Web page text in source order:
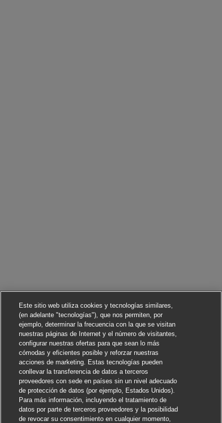
Este sitio web utiliza cookies y tecnologías similares,
(en adelante "tecnologías"), que nos permiten, por
ejemplo, determinar la frecuencia con la que se visitan
nuestras páginas de Internet y el número de visitantes,
configurar nuestras ofertas para que sean lo más
cómodas y eficientes posible y reforzar nuestras
acciones de marketing. Estas tecnologías pueden
conllevar la transferencia de datos a terceros
proveedores con sede en países sin un nivel adecuado
de protección de datos (por ejemplo, Estados Unidos).
Para más información, incluyendo el tratamiento de
datos por parte de terceros proveedores y la posibilidad
de revocar su consentimiento en cualquier momento,